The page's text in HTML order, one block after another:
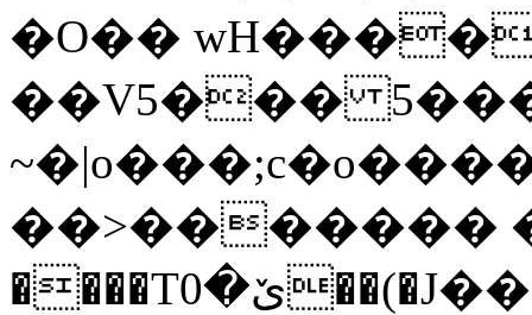
�O��
��V5���
��>�������
����Tێ�0��(�J���B�.��Ϩ��q&�Z�F��e�^;����n�R�}